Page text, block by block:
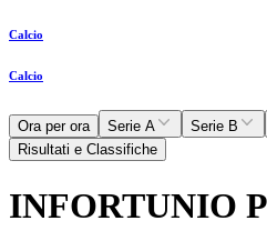
Calcio
Calcio
Ora per ora Serie A Serie B
Risultati e Classifiche
INFORTUNIO